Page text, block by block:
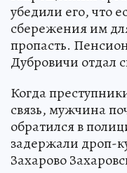
убедили его, что
сбережения им
пропасть.
Дубровичи отдал
Когда
связь, мужчина
обратился в
задержали дроп-
Захарово